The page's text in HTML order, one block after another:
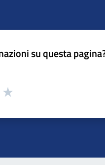
su questa